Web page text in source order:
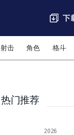
射击 角色 格斗
热门推荐
2026